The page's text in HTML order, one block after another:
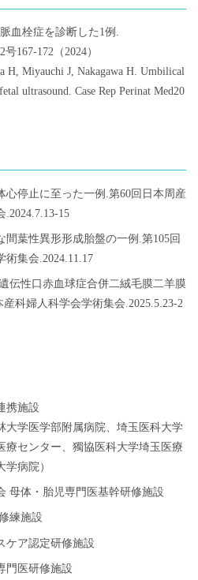
血栓症を診断した1例.
167-172（2024）
H, Miyauchi J, Nakagawa H. Umbilical
ultrasound. Case Rep Perinat Med20
心停止に至った一例.第60回日本周産
15
葉性異形形成胎盤の一例.第105回
集会.2024.11.17
伝性口赤血球症合併二絨毛膜二羊膜
科婦人科学会学術集会.2025.5.23-2
携施設
大学医学部附属病院、埼玉医科大学
療センター、獨協医科大学埼玉医療
病院）
母体・胎児専門医基幹研修施設
練施設
ケア認定研修施設
門医研修施設